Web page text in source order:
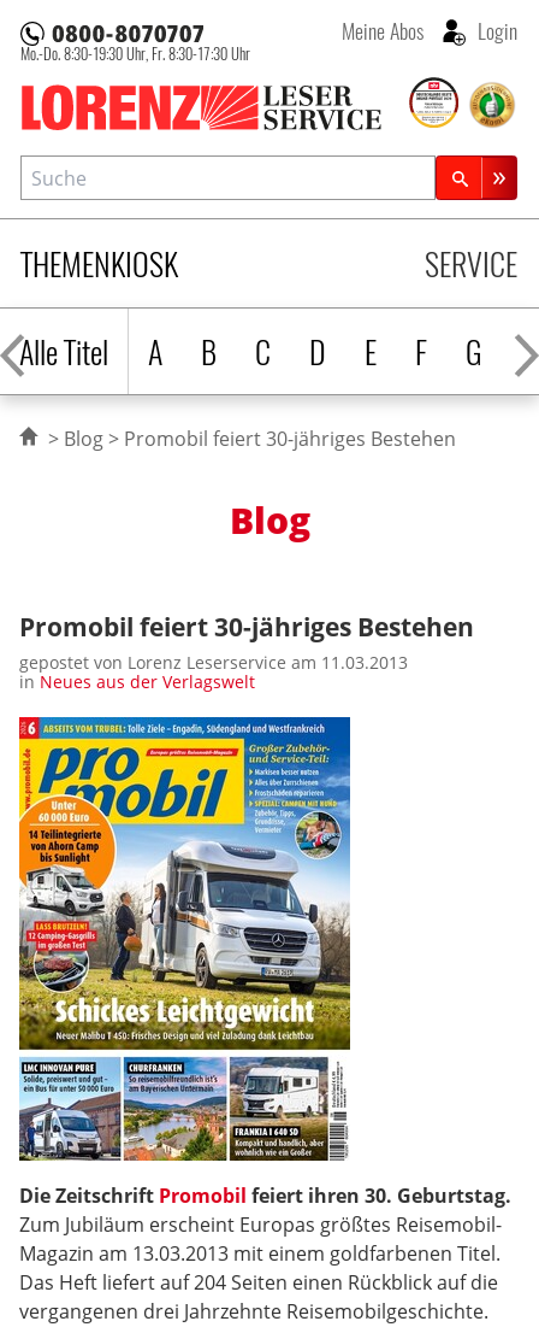
Lorenz Leserservice
Mo.-Do. 8:30-19:30 Uhr, Fr. 8:30-17:30 Uhr
Meine Abos Login
THEMENKIOSK
Alle Titel
A B C D E F G H
SERVICE
Suche
Zeitschriftensuche
Blog Promobil feiert 30-jähriges Bestehen
Blog
Promobil feiert 30-jähriges Bestehen
gepostet von Lorenz Leserservice am 11.03.2013
in Neues aus der Verlagswelt
Die Zeitschrift Promobil feiert ihren 30. Geburtstag.
Zum Jubiläum erscheint Europas größtes Reisemobil-
Magazin am 13.03.2013 mit einem goldfarbenen Titel.
Das Heft liefert auf 204 Seiten einen Rückblick auf die
vergangenen drei Jahrzehnte Reisemobilgeschichte.